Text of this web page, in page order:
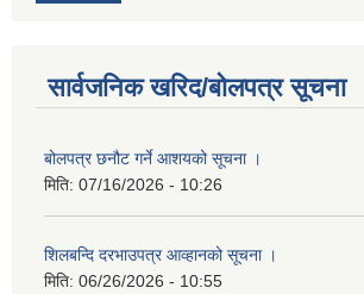
सार्वजनिक खरिद/बोलपत्र सूचना
बोलपत्र छनौट गर्ने आशयको सूचना ।
मिति: 07/16/2026 - 10:26
शिलबन्दि दरभाउपत्र आव्हानको सूचना ।
मिति: 06/26/2026 - 10:55